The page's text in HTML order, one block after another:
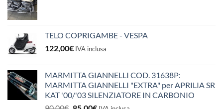
TELO COPRIGAMBE - VESPA
122,00€ IVA inclusa
MARMITTA GIANNELLI COD. 31638P:
MARMITTA GIANNELLI "EXTRA" per APRILIA SR
KAT '00/'03 SILENZIATORE IN CARBONIO
Il
Il